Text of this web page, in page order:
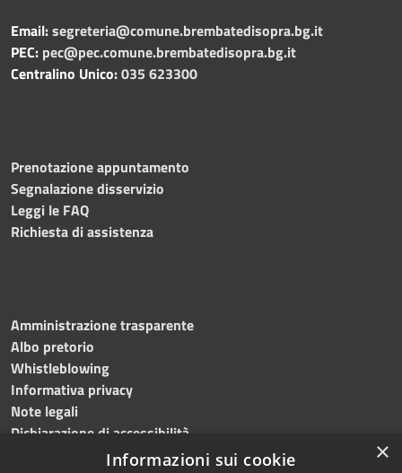
Email:segreteria@comune.brembatedisopra.bg.it
PEC: pec@pec.comune.brembatedisopra.bg.it
Centralino Unico:035 623300
Prenotazione appuntamento
Segnalazione disservizio
Leggi le FAQ
Richiesta di assistenza
Amministrazione trasparente
Albo pretorio
Whistleblowing
Informativa privacy
Note legali
Dichiarazione di accessibilità
×
Informazioni sui cookie